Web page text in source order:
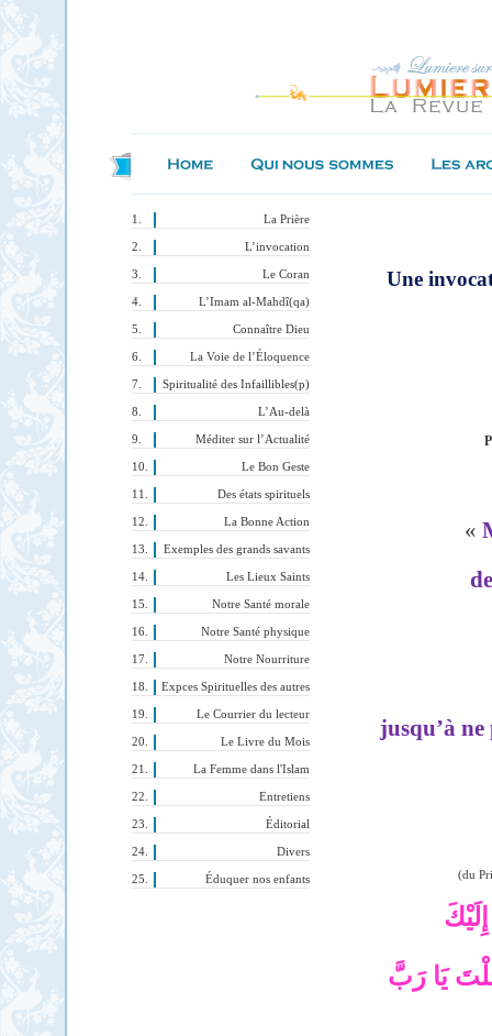
La Prière
L’invocation
Le Coran
L’Imam al-Mahdî(qa)
Connaître Dieu
La Voie de l’Éloquence
Spiritualité des Infaillibles(p)
L’Au-delà
Méditer sur l’Actualité
Le Bon Geste
Des états spirituels
La Bonne Action
Exemples des grands savants
Les Lieux Saints
Notre Santé morale
Notre Santé physique
Notre Nourriture
Expces Spirituelles des autres
Le Courrier du lecteur
Le Livre du Mois
La Femme dans l'Islam
Entretiens
Éditorial
Divers
Éduquer nos enfants
Une
«
jusqu’à
(du
يَا رَبَّ